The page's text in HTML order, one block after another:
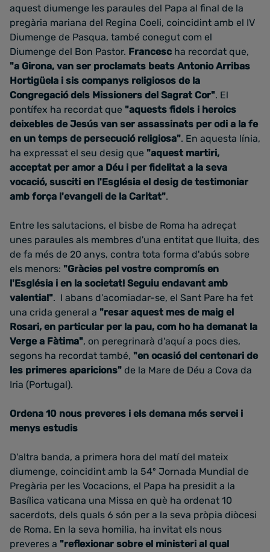
aquest diumenge les paraules del Papa al final de la
pregària mariana del Regina Coeli, coincidint amb el IV
Diumenge de Pasqua, també conegut com el
Diumenge del Bon Pastor. Francesc ha recordat que,
"a Girona, van ser proclamats beats Antonio Arribas
Hortigüela i sis companys religiosos de la
Congregació dels Missioners del Sagrat Cor". El
pontífex ha recordat que "aquests fidels i heroics
deixebles de Jesús van ser assassinats per odi a la fe
en un temps de persecució religiosa". En aquesta línia,
ha expressat el seu desig que "aquest martiri,
acceptat per amor a Déu i per fidelitat a la seva
vocació, susciti en l'Església el desig de testimoniar
amb força l'evangeli de la Caritat".
Entre les salutacions, el bisbe de Roma ha adreçat
unes paraules als membres d'una entitat que lluita, des
de fa més de 20 anys, contra tota forma d'abús sobre
els menors: "Gràcies pel vostre compromís en
l'Església i en la societat! Seguiu endavant amb
valentia!". I abans d'acomiadar-se, el Sant Pare ha fet
una crida general a "resar aquest mes de maig el
Rosari, en particular per la pau, com ho ha demanat la
Verge a Fàtima", on peregrinarà d'aquí a pocs dies,
segons ha recordat també, "en ocasió del centenari de
les primeres aparicions" de la Mare de Déu a Cova da
Iria (Portugal).
Ordena 10 nous preveres i els demana més servei i
menys estudis
D'altra banda, a primera hora del matí del mateix
diumenge, coincidint amb la 54º Jornada Mundial de
Pregària per les Vocacions, el Papa ha presidit a la
Basílica vaticana una Missa en què ha ordenat 10
sacerdots, dels quals 6 són per a la seva pròpia diòcesi
de Roma. En la seva homilia, ha invitat els nous
preveres a "reflexionar sobre el ministeri al qual